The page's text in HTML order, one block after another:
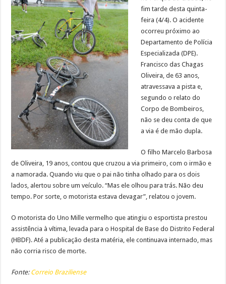
fim tarde desta quinta-
feira (4/4). O acidente
ocorreu próximo ao
Departamento de Polícia
Especializada (DPE).
Francisco das Chagas
Oliveira, de 63 anos,
atravessava a pista e,
segundo o relato do
Corpo de Bombeiros,
não se deu conta de que
a via é de mão dupla.
O filho Marcelo Barbosa
de Oliveira, 19 anos, contou que cruzou a via primeiro, com o irmão e
a namorada. Quando viu que o pai não tinha olhado para os dois
lados, alertou sobre um veículo. “Mas ele olhou para trás. Não deu
tempo. Por sorte, o motorista estava devagar”, relatou o jovem.
O motorista do Uno Mille vermelho que atingiu o esportista prestou
assistência à vítima, levada para o Hospital de Base do Distrito Federal
(HBDF). Até a publicação desta matéria, ele continuava internado, mas
não corria risco de morte.
Fonte: Correio Braziliense